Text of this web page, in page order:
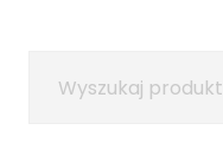
Aby zapisać